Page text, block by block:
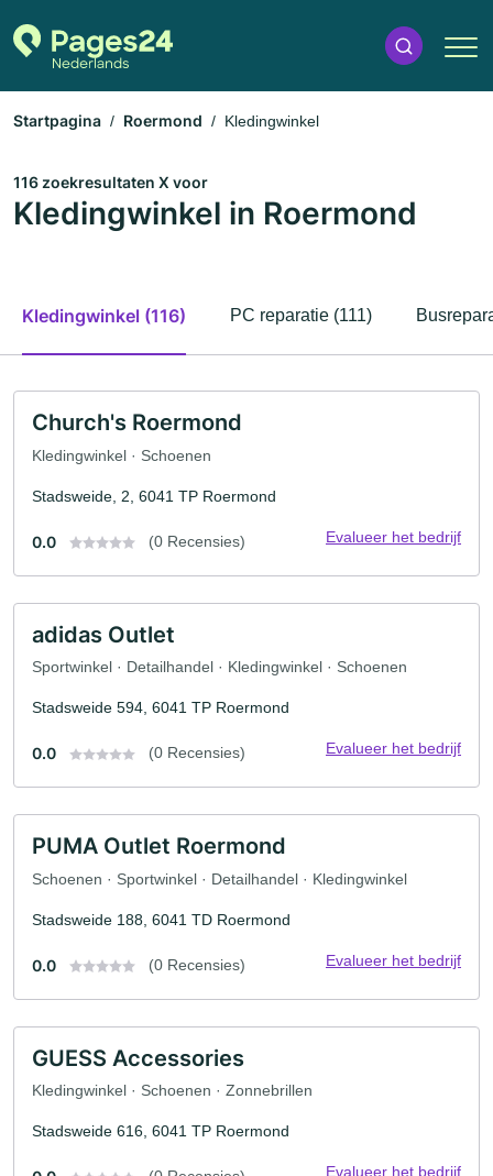
Startpagina Roermond Kledingwinkel
116 zoekresultaten X voor
Kledingwinkel in Roermond
Kledingwinkel (116) PC reparatie (111)
Church's Roermond
Kledingwinkel · Schoenen
Stadsweide, 2, 6041 TP Roermond
0.0 (0 Recensies) Evalueer het bedrijf
adidas Outlet
Sportwinkel · Detailhandel · Kledingwinkel · Schoenen
Stadsweide 594, 6041 TP Roermond
0.0 (0 Recensies) Evalueer het bedrijf
PUMA Outlet Roermond
Schoenen · Sportwinkel · Detailhandel · Kledingwinkel
Stadsweide 188, 6041 TD Roermond
0.0 (0 Recensies) Evalueer het bedrijf
GUESS Accessories
Kledingwinkel · Schoenen · Zonnebrillen
Stadsweide 616, 6041 TP Roermond
Evalueer het bedrijf